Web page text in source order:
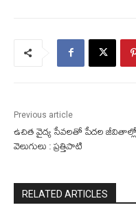
Previous article
ఉచిత వైద్య సేవలతో పేదల జీవితాల్లో
వెలుగులు : ప్రత్తిపాటి
RELATED ARTICLES